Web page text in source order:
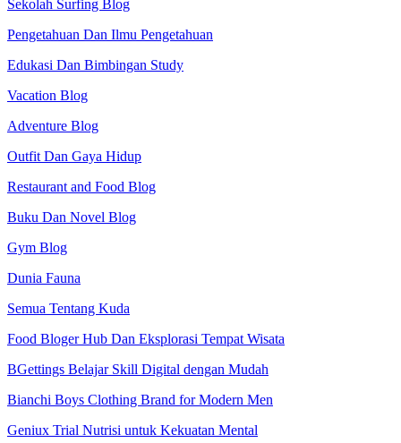
Sekolah Surfing Blog
Pengetahuan Dan Ilmu Pengetahuan
Edukasi Dan Bimbingan Study
Vacation Blog
Adventure Blog
Outfit Dan Gaya Hidup
Restaurant and Food Blog
Buku Dan Novel Blog
Gym Blog
Dunia Fauna
Semua Tentang Kuda
Food Bloger Hub Dan Eksplorasi Tempat Wisata
BGettings Belajar Skill Digital dengan Mudah
Bianchi Boys Clothing Brand for Modern Men
Geniux Trial Nutrisi untuk Kekuatan Mental